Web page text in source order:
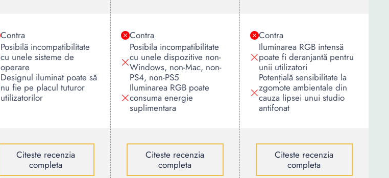
Contra
Posibilă incompatibilitate
cu unele sisteme de
operare
Designul iluminat poate să
nu fie pe placul tuturor
utilizatorilor
Citeste recenzia
completa
Contra
Posibila incompatibilitate
cu unele dispozitive non-
Windows, non-Mac, non-
PS4, non-PS5
Iluminarea RGB poate
consuma energie
suplimentara
Citeste recenzia
completa
Contra
Iluminarea RGB intensă
poate fi deranjantă pentru
unii utilizatori
Potențială sensibilitate la
zgomote ambientale din
cauza lipsei unui studio
antifonat
Citeste recenzia
completa